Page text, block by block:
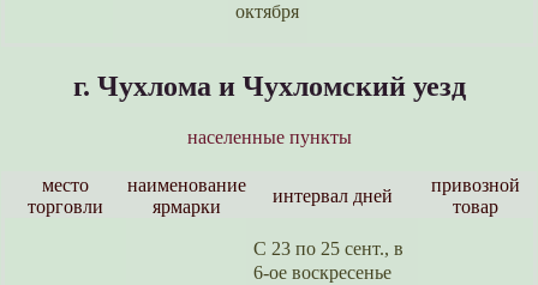
октября
г. Чухлома и Чухломс­кий уезд
населенные пункты
место
торговли
наименова­ние
ярмарки
интер­вал дней
привозной
товар
С 23 по 25 сент., в
6-ое воскре­сенье